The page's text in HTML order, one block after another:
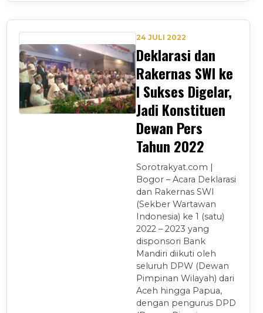
24 JULI 2022
Deklarasi dan
Rakernas SWI ke
I Sukses Digelar,
Jadi Konstituen
Dewan Pers
Tahun 2022
Sorotrakyat.com |
Bogor – Acara Deklarasi
dan Rakernas SWI
(Sekber Wartawan
Indonesia) ke 1 (satu)
2022 – 2023 yang
disponsori Bank
Mandiri diikuti oleh
seluruh DPW (Dewan
Pimpinan Wilayah) dari
Aceh hingga Papua,
dengan pengurus DPD